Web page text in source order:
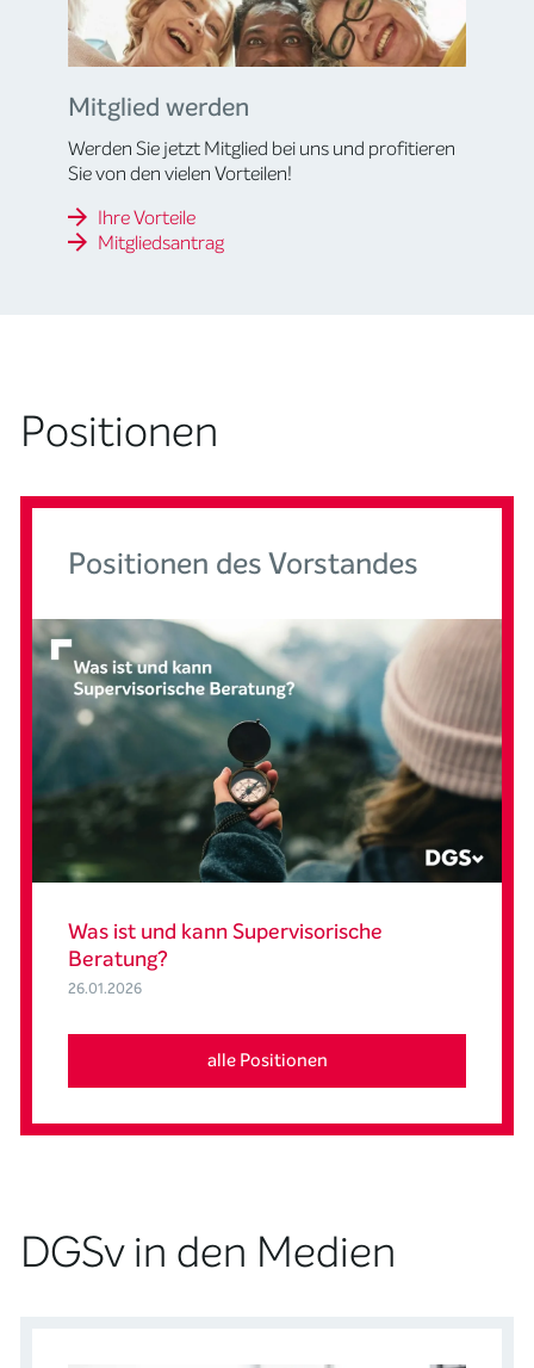
Mitglied werden
Werden Sie jetzt Mitglied bei uns und profitieren
Sie von den vielen Vorteilen!
Ihre Vorteile
Mitgliedsantrag
Positionen
Positionen des Vorstandes
Was ist und kann Supervisorische
Beratung?
26.01.2026
alle Positionen
DGSv in den Medien